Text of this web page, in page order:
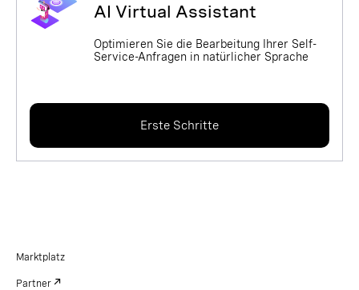
AI Virtual Assistant
Optimieren Sie die Bearbeitung Ihrer Self-
Service-Anfragen in natürlicher Sprache
Erste Schritte
Marktplatz
Partner